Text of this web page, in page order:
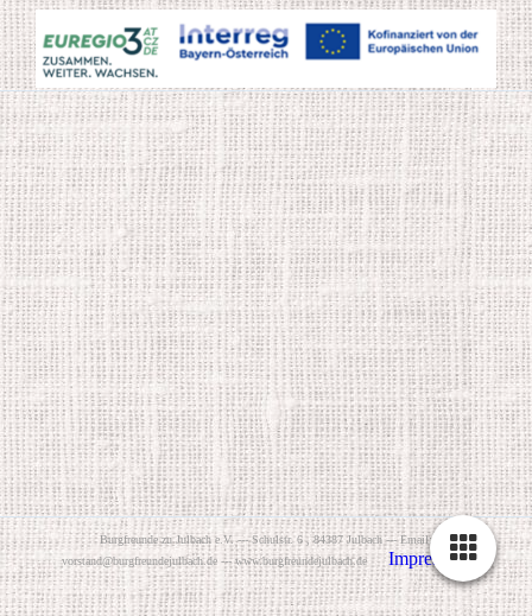
Burgfreunde zu Julbach e.V. --- Schulstr. 6 , 84387 Julbach --- Email:
vorstand@burgfreundejulbach.de --- www.burgfreundejulbach.deImpressum